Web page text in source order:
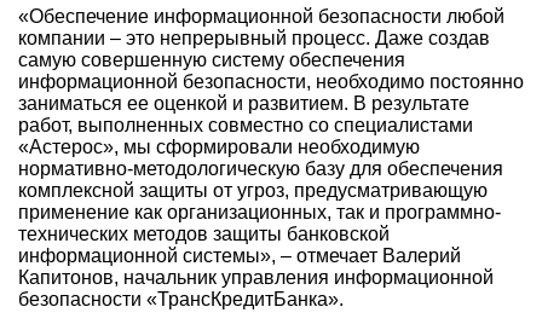
«Обеспечение информационной безопасности любой
компании – это непрерывный процесс. Даже создав
самую совершенную систему обеспечения
информационной безопасности, необходимо постоянно
заниматься ее оценкой и развитием. В результате
работ, выполненных совместно со специалистами
«Астерос», мы сформировали необходимую
нормативно-методологическую базу для обеспечения
комплексной защиты от угроз, предусматривающую
применение как организационных, так и программно-
технических методов защиты банковской
информационной системы», – отмечает Валерий
Капитонов, начальник управления информационной
безопасности «ТрансКредитБанка».